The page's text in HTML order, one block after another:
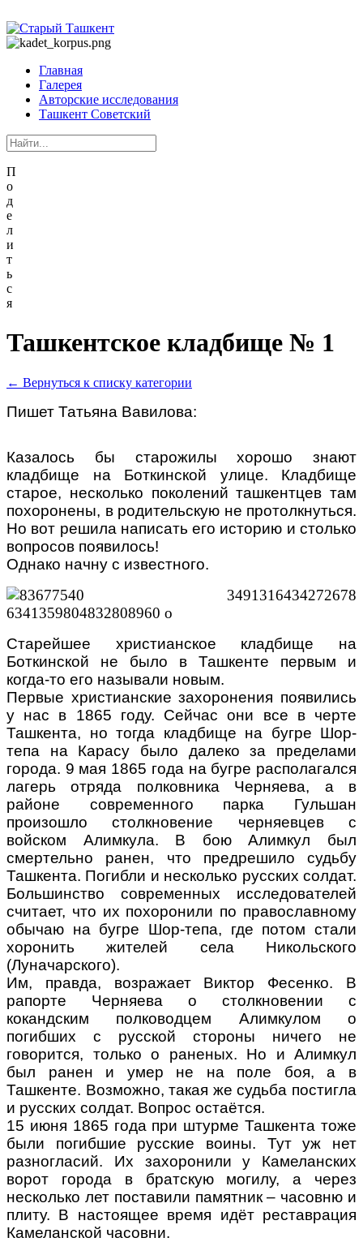
Главная
Галерея
Авторские исследования
Ташкент Советский
П
о
д
е
л
и
т
ь
с
я
Ташкентское кладбище № 1
← Вернуться к списку категории
Пишет Татьяна Вавилова:
Казалось бы старожилы хорошо знают
кладбище на Боткинской улице. Кладбище
старое, несколько поколений ташкентцев там
похоронены, в родительскую не протолкнуться.
Но вот решила написать его историю и столько
вопросов появилось!
Однако начну с известного.
Старейшее христианское кладбище на
Боткинской не было в Ташкенте первым и
когда-то его называли новым.
Первые христианские захоронения появились
у нас в 1865 году. Сейчас они все в черте
Ташкента, но тогда кладбище на бугре Шор-
тепа на Карасу было далеко за пределами
города. 9 мая 1865 года на бугре располагался
лагерь отряда полковника Черняева, а в
районе современного парка Гульшан
произошло столкновение черняевцев с
войском Алимкула. В бою Алимкул был
смертельно ранен, что предрешило судьбу
Ташкента. Погибли и несколько русских солдат.
Большинство современных исследователей
считает, что их похоронили по православному
обычаю на бугре Шор-тепа, где потом стали
хоронить жителей села Никольского
(Луначарского).
Им, правда, возражает Виктор Фесенко. В
рапорте Черняева о столкновении с
кокандским полководцем Алимкулом о
погибших с русской стороны ничего не
говорится, только о раненых. Но и Алимкул
был ранен и умер не на поле боя, а в
Ташкенте. Возможно, такая же судьба постигла
и русских солдат. Вопрос остаётся.
15 июня 1865 года при штурме Ташкента тоже
были погибшие русские воины. Тут уж нет
разногласий. Их захоронили у Камеланских
ворот города в братскую могилу, а через
несколько лет поставили памятник – часовню и
плиту. В настоящее время идёт реставрация
Камеланской часовни.